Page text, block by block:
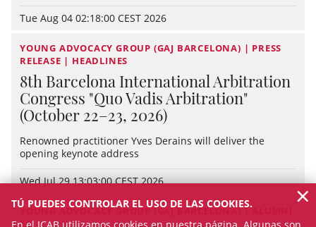
Tue Aug 04 02:18:00 CEST 2026
YOUNG ADVOCACY GROUP (GAJ BARCELONA) | PRESS
RELEASE | HEADLINES
8th Barcelona International Arbitration
Congress "Quo Vadis Arbitration"
(October 22–23, 2026)
Renowned practitioner Yves Derains will deliver the
opening keynote address
Wed Jul 29 13:03:00 CEST 2026
YOUNG ADVOCACY GROUP (GAJ BARCELONA) | ALUMNI
EPJ
TÚ PUEDES CONTROLAR EL USO DE LAS COOKIES.
×